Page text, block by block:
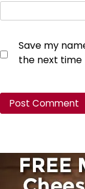
Save my
the next time